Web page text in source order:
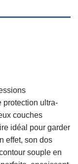
protection ultra-
couches
idéal pour garder
effet, son dos
souple en